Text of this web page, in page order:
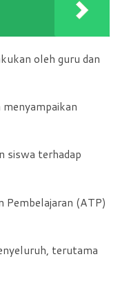
oleh guru dan
siswa terhadap
Pembelajaran (ATP)
terutama